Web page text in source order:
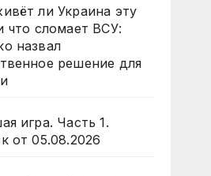
ли Украина эту
что сломает ВСУ:
назвал
решение для
игра. Часть 1.
от 05.08.2026